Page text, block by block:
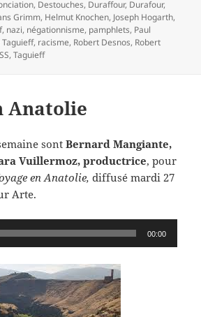
, Destouches, Duraffour, Durafour,
Grimm, Helmut Knochen, Joseph Hogarth,
, nazi, négationnisme, pamphlets, Paul
, racisme, Robert Desnos, Robert
SS,Taguieff
Anatolie
sontBernard Mangiante,
Vuillermoz, productrice, pour
en Anatolie,diffusé mardi 27
Arte.
00:00